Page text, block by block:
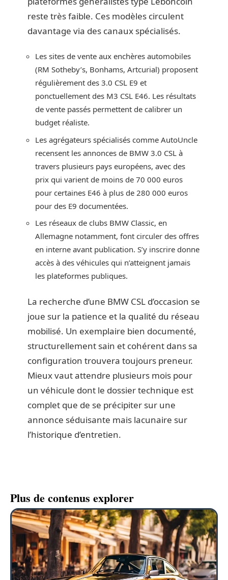
reste très faible. Ces modèles circulent
davantage via des canaux spécialisés.
Les sites de vente aux enchères automobiles
(RM Sotheby’s, Bonhams, Artcurial) proposent
régulièrement des 3.0 CSL E9 et
ponctuellement des M3 CSL E46. Les résultats
de vente passés permettent de calibrer un
budget réaliste.
Les agrégateurs spécialisés comme AutoUncle
recensent les annonces de BMW 3.0 CSL à
travers plusieurs pays européens, avec des
prix qui varient de moins de 70 000 euros
pour certaines E46 à plus de 280 000 euros
pour des E9 documentées.
Les réseaux de clubs BMW Classic, en
Allemagne notamment, font circuler des offres
en interne avant publication. S’y inscrire donne
accès à des véhicules qui n’atteignent jamais
les plateformes publiques.
La recherche d’une BMW CSL d’occasion se
joue sur la patience et la qualité du réseau
mobilisé. Un exemplaire bien documenté,
structurellement sain et cohérent dans sa
configuration trouvera toujours preneur.
Mieux vaut attendre plusieurs mois pour
un véhicule dont le dossier technique est
complet que de se précipiter sur une
annonce séduisante mais lacunaire sur
l’historique d’entretien.
Plus de contenus explorer